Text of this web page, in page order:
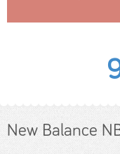
New Balance